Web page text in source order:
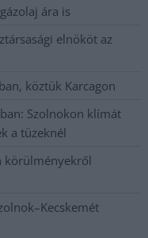
ára is
elnököt az
köztük Karcagon
Szolnokon klímát
a tüzeknél
körülményekről